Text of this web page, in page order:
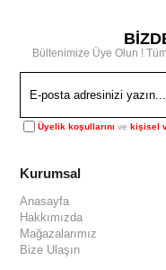
Bültenimize Üye Olun !
Üyelik koşullarını vekişisel
Kurumsal
Anasayfa
Hakkımızda
Mağazalarımız
Bize Ulaşın